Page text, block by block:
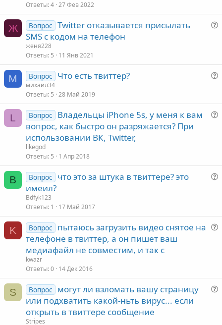
с
Ответы 4 27 Фев 2022
Ж
В
с
Вопрос Twitter отказывается присылать
SMS с кодом на телефон
женя228
Ответы 5 11 Янв 2021
М
В
о
Вопрос Что есть твиттер?
михаил34
Ответы 5 28 Май 2019
L
В
Вопрос
Владельцы iPhone 5s, у меня к вам
вопрос, как быстро он разряжается? При
использовании ВК, Twitter,
likegod
Ответы 5 1 Апр 2018
B
В
с
Вопрос
что это за штука в твиттере? это
имеил?
Bdfyk123
Ответы 1 17 Май 2017
K
В
Вопрос
пытаюсь загрузить видео снятое на
телефоне в твиттер, а он пишет ваш
медиафайл не совместим, и так с
kwazr
Ответы 0 14 Дек 2016
S
В
Вопрос
могут ли взломать вашу страницу
или подхватить какой-ньть вирус... если
открыть в твиттере сообщение
Stripes